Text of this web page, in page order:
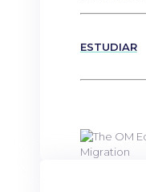
ESTUDIAR